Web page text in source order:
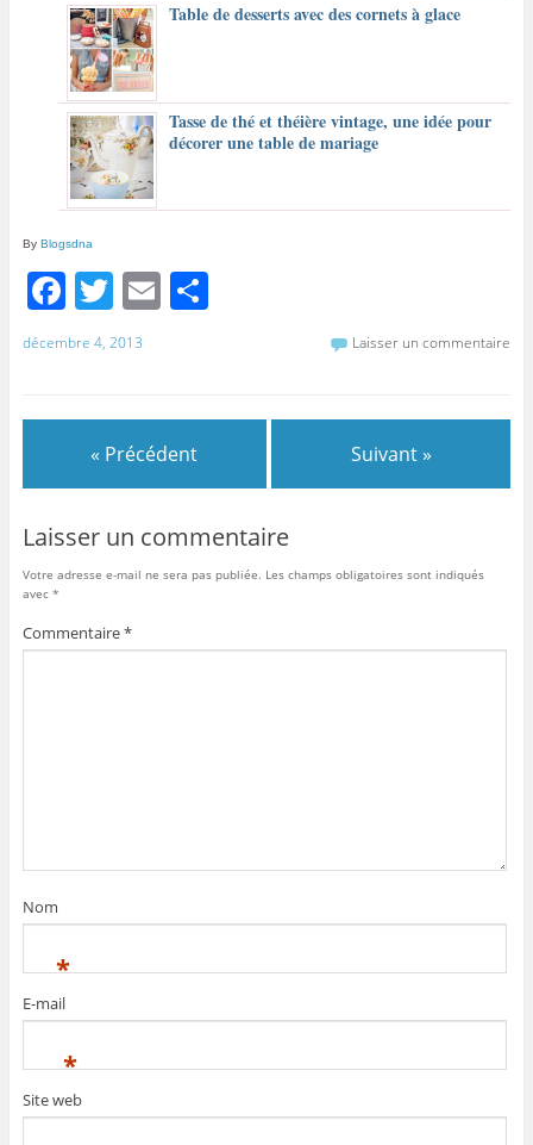
Table de desserts avec des cornets à glace
Tasse de thé et théière vintage, une idée pour
décorer une table de mariage
By Blogsdna
F
a
c
o
k
T
w
itt
E
m
P
décembre 4, 2013 Laisser un commentaire
« Précédent Suivant »
Laisser un commentaire
Votre adresse e-mail ne sera pas publiée. Les champs obligatoires sont indiqués
avec *
Commentaire*
Nom
*
E-mail
*
Site web